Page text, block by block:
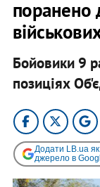
поранено
Бойовики 9
позиціях
Додати LB.ua
джерело в